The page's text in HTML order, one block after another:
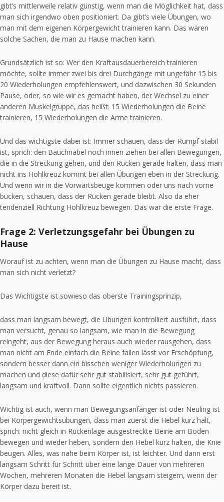
gibt’s mittlerweile relativ günstig, wenn man die Möglichkeit hat, dass
man sich irgendwo oben positioniert. Da gibt’s viele Übungen, wo
man mit dem eigenen Körpergewicht trainieren kann. Das wären
solche Sachen, die man zu Hause machen kann.
Grundsätzlich ist so: Wer den Kraftausdauerbereich trainieren
möchte, sollte immer zwei bis drei Durchgänge mit ungefähr 15 bis
20 Wiederholungen empfehlenswert, und dazwischen 30 Sekunden
Pause, oder, so wie wir es gemacht haben, der Wechsel zu einer
anderen Muskelgruppe, das heißt: 15 Wiederholungen die Beine
trainieren, 15 Wiederholungen die Arme trainieren.
Und das wichtigste dabei ist: Immer schauen, dass der Rumpf stabil
ist, sprich: den Bauchnabel noch innen ziehen bei allen Bewegungen,
die in die Streckung gehen, und den Rücken gerade halten, dass man
nicht ins Hohlkreuz kommt bei allen Übungen eben in der Streckung.
Und wenn wir in die Vorwärtsbeuge kommen oder uns nach vorne
bücken, schauen, dass der Rücken gerade bleibt. Also da eher
tendenziell Richtung Hohlkreuz bewegen. Das war die erste Frage.
Frage 2: Verletzungsgefahr bei Übungen zu
Hause
Worauf ist zu achten, wenn man die Übungen zu Hause macht, dass
man sich nicht verletzt?
Das Wichtigste ist sowieso das oberste Trainingsprinzip,
dass man langsam bewegt, die Übungen kontrolliert ausführt, dass
man versucht, genau so langsam, wie man in die Bewegung
reingeht, aus der Bewegung heraus auch wieder rausgehen, dass
man nicht am Ende einfach die Beine fallen lässt vor Erschöpfung,
sondern besser dann ein bisschen weniger Wiederholungen zu
machen und diese dafür sehr gut stabilisiert, sehr gut geführt,
langsam und kraftvoll. Dann sollte eigentlich nichts passieren.
Wichtig ist auch, wenn man Bewegungsanfänger ist oder Neuling ist
bei Körpergewichtsübungen, dass man zuerst die Hebel kurz hält,
sprich: nicht gleich in Rückenlage ausgestreckte Beine am Boden
bewegen und wieder heben, sondern den Hebel kurz halten, die Knie
beugen. Alles, was nahe beim Körper ist, ist leichter. Und dann erst
langsam Schritt für Schritt über eine lange Dauer von mehreren
Wochen, mehreren Monaten die Hebel langsam steigern, wenn der
Körper dazu bereit ist.